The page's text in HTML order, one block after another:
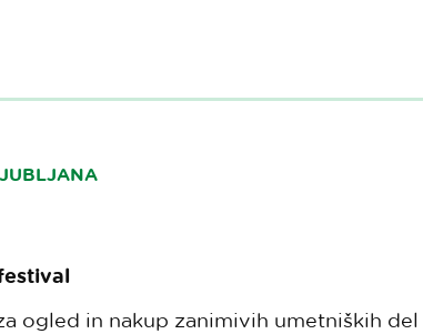
ogled in nakup zanimivih umetniških del